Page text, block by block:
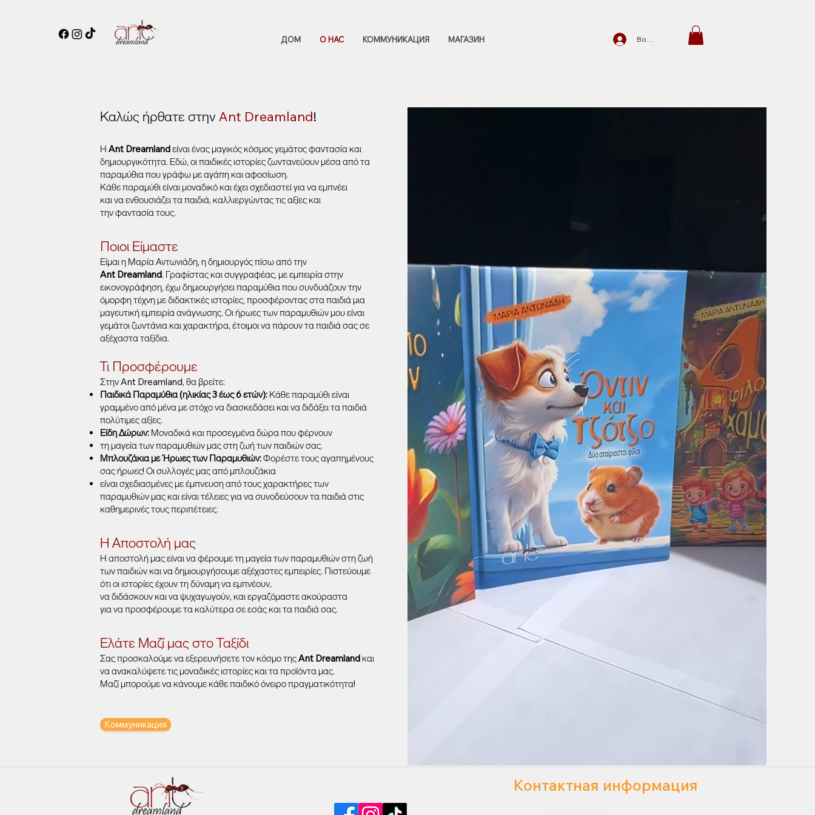
ДОМ О НАС КОММУНИКАЦИЯ МАГАЗИН Войти
Καλώς ήρθατε στην Ant Dreamland!
Η Ant Dreamlandείναι ένας μαγικός κόσμος γεμάτος φαντασία και
δημιουργικότητα. Εδώ, οι παιδικές ιστορίες ζωντανεύουν μέσα από τα
παραμύθια που γράφω με αγάπη και αφοσίωση.
Κάθε παραμύθι είναι μοναδικό και έχει σχεδιαστεί για να εμπνέει
και να ενθουσιάζει τα παιδιά, καλλιεργώντας τις αξίες και
την φαντασία τους.
​Ποιοι Είμαστε
Είμαι η Μαρία Αντωνιάδη, η δημιουργός πίσω από την
Ant Dreamland. Γραφίστας και συγγραφέας, με εμπειρία στην
εικονογράφηση, έχω δημιουργήσει παραμύθια που συνδυάζουν την
όμορφη τέχνη με διδακτικές ιστορίες, προσφέροντας στα παιδιά μια
μαγευτική εμπειρία ανάγνωσης. Οι ήρωες των παραμυθιών μου είναι
γεμάτοι ζωντάνια και χαρακτήρα, έτοιμοι να πάρουν τα παιδιά σας σε
αξέχαστα ταξίδια.
Τι Προσφέρουμε
Στην Ant Dreamland, θα βρείτε:
Παιδικά Παραμύθια (ηλικίας 3 έως 6 ετών): Κάθε παραμύθι είναι
γραμμένο από μένα με στόχο να διασκεδάσει και να διδάξει τα παιδιά
πολύτιμες αξίες.
Είδη Δώρων: Μοναδικά και προσεγμένα δώρα που φέρνουν
τη μαγεία των παραμυθιών μας στη ζωή των παιδιών σας.
Μπλουζάκια με Ήρωες των Παραμυθιών:Φορέστε τους αγαπημένους
σας ήρωες! Οι συλλογές μας από μπλουζάκια
είναι σχεδιασμένες με έμπνευση από τους χαρακτήρες των
παραμυθιών μας και είναι τέλειες για να συνοδεύσουν τα παιδιά στις
καθημερινές τους περιπέτειες.
Η Αποστολή μας
Η αποστολή μας είναι να φέρουμε τη μαγεία των παραμυθιών στη ζωή
των παιδιών και να δημιουργήσουμε αξέχαστες εμπειρίες. Πιστεύουμε
ότι οι ιστορίες έχουν τη δύναμη να εμπνέουν,
να διδάσκουν και να ψυχαγωγούν, και εργαζόμαστε ακούραστα
για να προσφέρουμε τα καλύτερα σε εσάς και τα παιδιά σας.
Ελάτε Μαζί μας στο Ταξίδι
Σας προσκαλούμε να εξερευνήσετε τον κόσμο τηςAnt Dreamland και
να ανακαλύψετε τις μοναδικές ιστορίες και τα προϊόντα μας.
Μαζί μπορούμε να κάνουμε κάθε παιδικό όνειρο πραγματικότητα!
Коммуникация
Контактная информация